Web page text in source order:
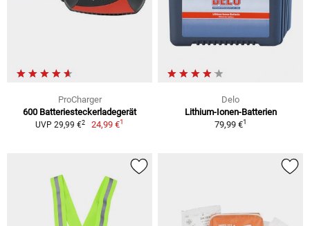
ProCharger
600 Batteriesteckerladegerät
UVP 29,99 €2 24,99 €1
Delo
Lithium-Ionen-Batterien
79,99 €1